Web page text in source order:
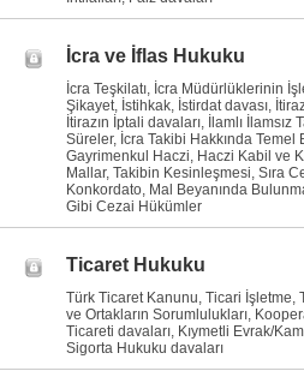
İcra ve İflas Hukuku
İcra Teşkilatı, İcra Müdürlüklerinin
Şikayet, İstihkak, İstirdat davası,
İtirazın İptali davaları, İlamlı İlamsız
Süreler, İcra Takibi Hakkında Temel
Gayrimenkul Haczi, Haczi Kabil ve
Mallar, Takibin Kesinleşmesi, Sıra
Konkordato, Mal Beyanında
Gibi Cezai Hükümler
Ticaret Hukuku
Türk Ticaret Kanunu, Ticari İşletme,
ve Ortakların Sorumlulukları,
Ticareti davaları, Kıymetli Evrak/
Sigorta Hukuku davaları